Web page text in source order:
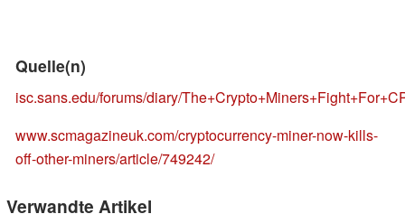
Quelle(n)
isc.sans.edu/forums/diary/
www.scmagazineuk.com/cryptocurrency-miner-now-kills-
off-other-miners/article/749242/
Verwandte Artikel